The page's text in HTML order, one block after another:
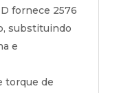
fornece 2576
substituindo
e
torque de